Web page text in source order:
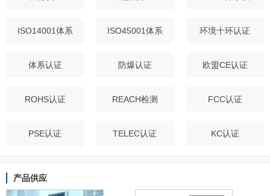
ISO14001体系 ISO45001体系 环境十环认证
体系认证 防爆认证 欧盟CE认证
ROHS认证 REACH检测 FCC认证
PSE认证 TELEC认证 KC认证
产品供应